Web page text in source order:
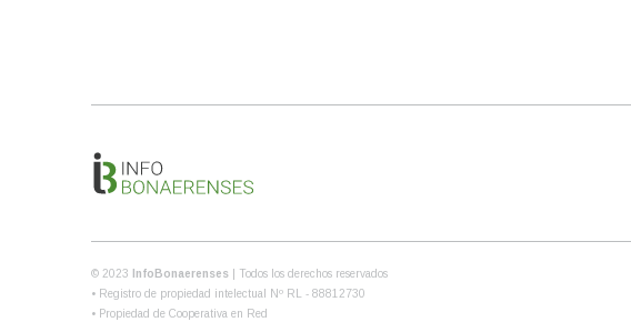
© 2023 InfoBonaerenses
| Todos los derechos reservados
• Registro de propiedad intelectual Nº RL - 88812730
• Propiedad de Cooperativa en Red